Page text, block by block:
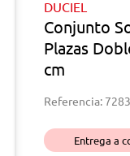
DUCIEL
Conjunto
Plazas
cm
Referencia:
Entrega a